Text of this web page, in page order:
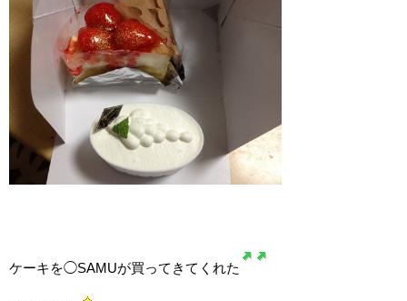
ケーキを◯SAMUが買ってきてくれた